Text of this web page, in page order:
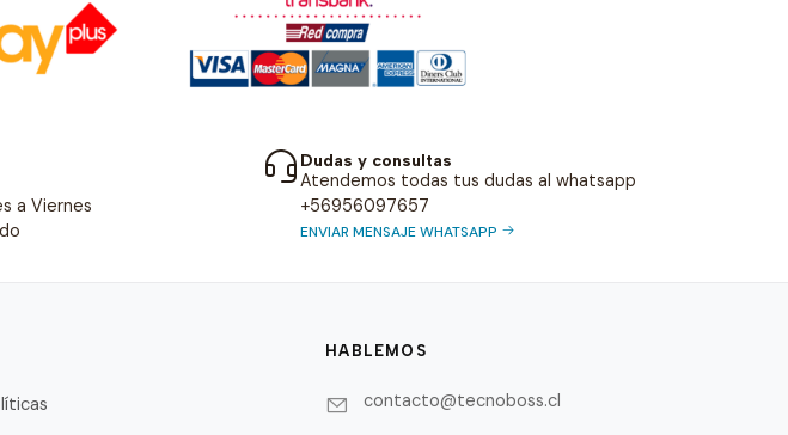
a Viernes
Dudas y consultas
Atendemos todas tus dudas al whatsapp
+56956097657
ENVIAR MENSAJE WHATSAPP
HABLEMOS
contacto@tecnoboss.cl